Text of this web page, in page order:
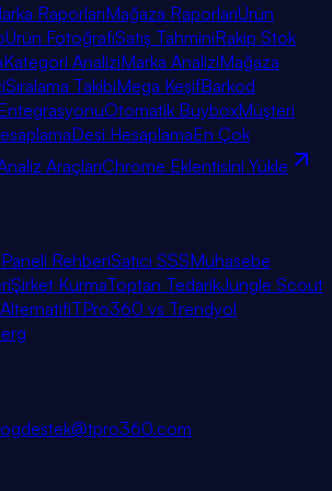
RaporlarıMağaza RaporlarıÜrün
Ürün FotoğrafıSatış TahminiRakip Stok
Kategori AnaliziMarka AnaliziMağaza
Sıralama TakibiMega KeşifBarkod
Otomatik BuyboxMüşteri
Desi HesaplamaEn Çok
AraçlarıChrome Eklentisini Yükle
Paneli RehberiSatıcı SSSMuhasebe
Şirket KurmaToptan TedarikJungle Scout
TPro360 vs Trendyol
destek@tpro360.com